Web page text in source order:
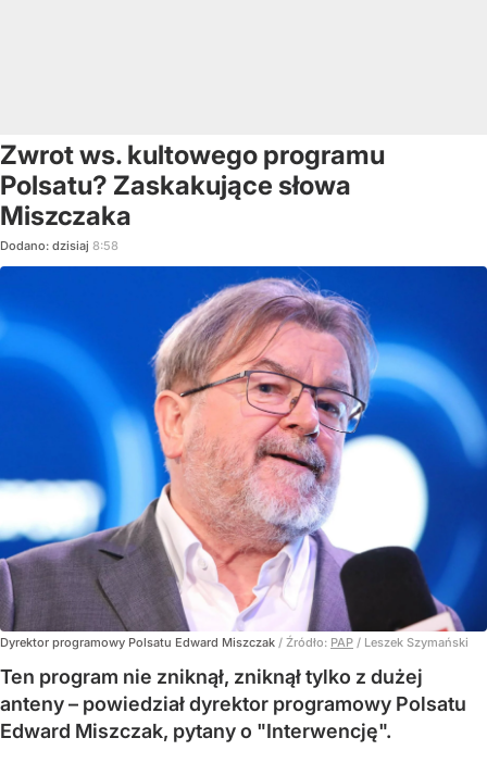
Zwrot ws. kultowego programu
Polsatu? Zaskakujące słowa
Miszczaka
Dodano: dzisiaj 8:58
Dyrektor programowy Polsatu Edward Miszczak / Źródło: PAP / Leszek Szymański
Ten program nie zniknął, zniknął tylko z dużej
anteny – powiedział dyrektor programowy Polsatu
Edward Miszczak, pytany o "Interwencję".